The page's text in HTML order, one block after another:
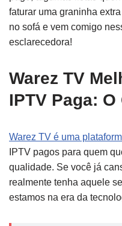
faturar uma graninha
no sofá e vem comigo
esclarecedora!
Warez TV
IPTV Paga: O
Warez TV é uma
IPTV pagos para quem
qualidade. Se você já
realmente tenha aquele
estamos na era da